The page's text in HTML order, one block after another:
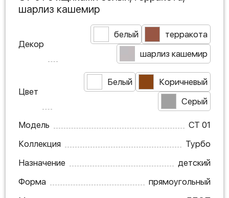
шарлиз кашемир
Декор
белый
терракота
шарлиз кашемир
Цвет
Белый
Коричневый
Серый
Модель
СТ 01
Коллекция
Турбо
Назначение
детский
Форма
прямоугольный